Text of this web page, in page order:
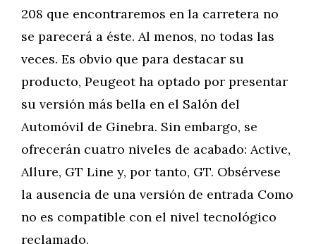
208 que encontraremos en la carretera no
se parecerá a éste. Al menos, no todas las
veces. Es obvio que para destacar su
producto, Peugeot ha optado por presentar
su versión más bella en el Salón del
Automóvil de Ginebra. Sin embargo, se
ofrecerán cuatro niveles de acabado: Active,
Allure, GT Line y, por tanto, GT. Obsérvese
la ausencia de una versión de entrada Como
no es compatible con el nivel tecnológico
reclamado.